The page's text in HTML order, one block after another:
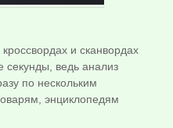
и сканвордах
секунды, ведь анализ
по нескольким
энциклопедям